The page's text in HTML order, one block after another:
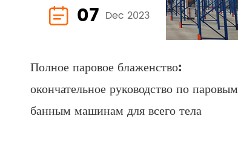
 07 Dec 2023
Полное паровое блаженство:
окончательное руководство по паровым
банным машинам для всего тела